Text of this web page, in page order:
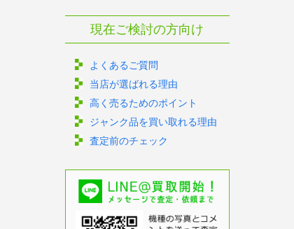
現在ご検討の方向け
よくあるご質問
当店が選ばれる理由
高く売るためのポイント
ジャンク品を買い取れる理由
査定前のチェック